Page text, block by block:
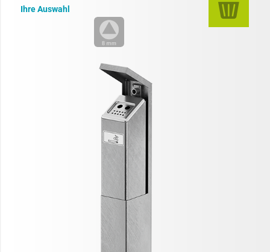
Ihre Auswahl